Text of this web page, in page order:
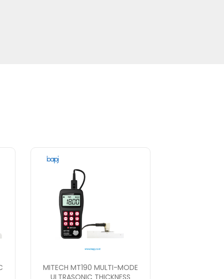
MITECH MT190 MULTI-MODE
ULTRASONIC THICKNESS